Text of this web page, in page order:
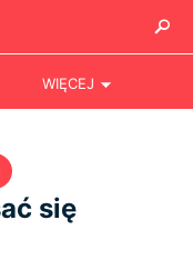
WIĘCEJ
się